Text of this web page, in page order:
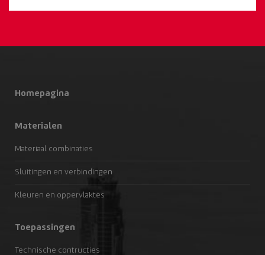
Homepagina
Materialen
Materiaal combinaties
Sluitingen en verbindingen
Kleuren en oppervlaktes
Toepassingen
Technische contructies